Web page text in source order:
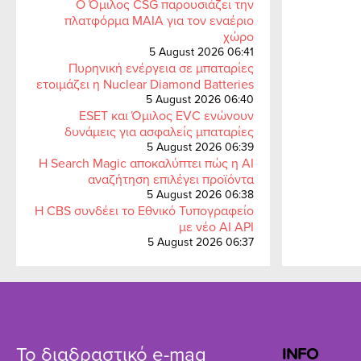
Ο Όμιλος CSG παρουσιάζει την
πλατφόρμα MAIA για τον εναέριο
χώρο
5 August 2026 06:41
Πυρηνική ενέργεια σε μπαταρίες
ετοιμάζει η Nuclear Diamond Batteries
5 August 2026 06:40
ESET και Όμιλος EVC ενώνουν
δυνάμεις για ασφαλείς μπαταρίες
5 August 2026 06:39
Η Search Magic αποκαλύπτει πώς η AI
αναζήτηση επιλέγει προϊόντα
5 August 2026 06:38
Η CBS συνδέει το Εθνικό Τυπογραφείο
με νέο AI API
5 August 2026 06:37
Το διαδραστικό e-mag INFO